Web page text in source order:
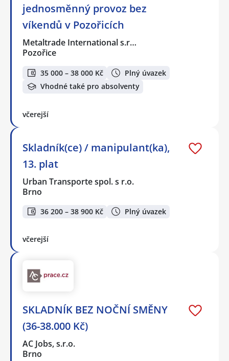
jednosměnný provoz bez
víkendů v Pozořicích
Metaltrade International s.r…
Pozořice
35 000 – 38 000 Kč
Plný úvazek
Vhodné také pro absolventy
včerejší
Skladník(ce) / manipulant(ka),
13. plat
Urban Transporte spol. s r.o.
Brno
36 200 – 38 900 Kč Plný úvazek
včerejší
SKLADNÍK BEZ NOČNÍ SMĚNY
(36-38.000 Kč)
AC Jobs, s.r.o.
Brno